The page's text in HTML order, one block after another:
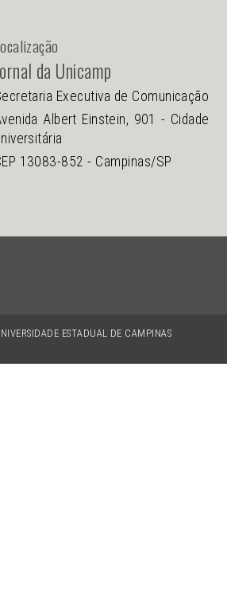
ESTADUAL DE CAMPINAS
da Unicamp
Executiva de Comunicação
Albert Einstein, 901 - Cidade
13083-852 - Campinas/SP